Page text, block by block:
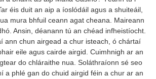
éis duit an aip a íoslódáil agus a shuiteáil,
mura bhfuil ceann agat cheana. Maireann
Ansin, déanann tú an chéad infheistíocht.
ann chun airgead a chur isteach, ó chártaí
eile agus cairde airgid. Cuimhnigh ar an
do chláraithe nua. Soláthraíonn sé seo
a phlé gan do chuid airgid féin a chur ar an